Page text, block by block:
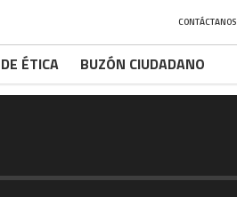
CONTÁCTANOS
ÉTICA BUZÓN CIUDADANO